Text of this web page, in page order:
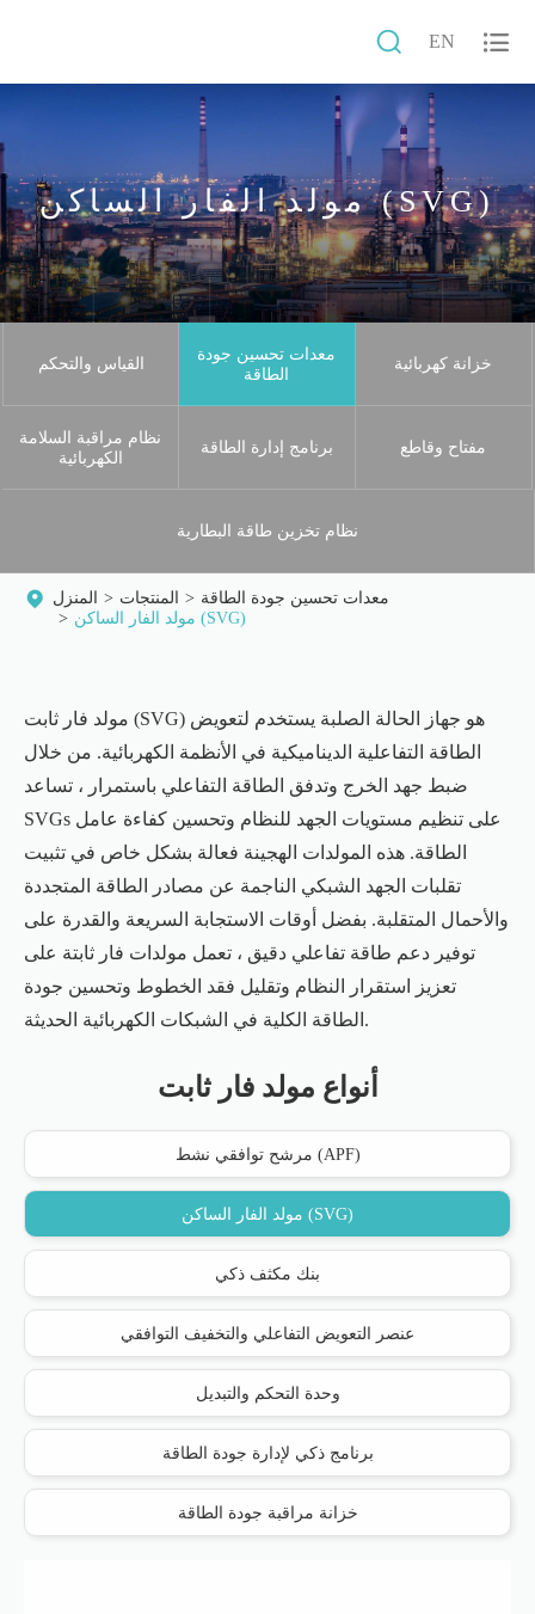
 EN 
مولد الفار الساكن (SVG)
القياس والتحكم
معدات تحسين جودة
الطاقة
خزانة كهربائية
نظام مراقبة السلامة
الكهربائية
برنامج إدارة الطاقة مفتاح وقاطع
نظام تخزين طاقة البطارية
المنزل المنتجات
معدات تحسين جودة الطاقة
مولد الفار الساكن (SVG)
مولد فار ثابت (SVG) هو جهاز الحالة الصلبة يستخدم لتعويض
الطاقة التفاعلية الديناميكية في الأنظمة الكهربائية. من خلال
ضبط جهد الخرج وتدفق الطاقة التفاعلي باستمرار ، تساعد
SVGs على تنظيم مستويات الجهد للنظام وتحسين كفاءة عامل
الطاقة. هذه المولدات الهجينة فعالة بشكل خاص في تثبيت
تقلبات الجهد الشبكي الناجمة عن مصادر الطاقة المتجددة
والأحمال المتقلبة. بفضل أوقات الاستجابة السريعة والقدرة على
توفير دعم طاقة تفاعلي دقيق ، تعمل مولدات فار ثابتة على
تعزيز استقرار النظام وتقليل فقد الخطوط وتحسين جودة
الطاقة الكلية في الشبكات الكهربائية الحديثة.
أنواع مولد فار ثابت
مرشح توافقي نشط (APF)
مولد الفار الساكن (SVG)
بنك مكثف ذكي
عنصر التعويض التفاعلي والتخفيف التوافقي
وحدة التحكم والتبديل
برنامج ذكي لإدارة جودة الطاقة
خزانة مراقبة جودة الطاقة